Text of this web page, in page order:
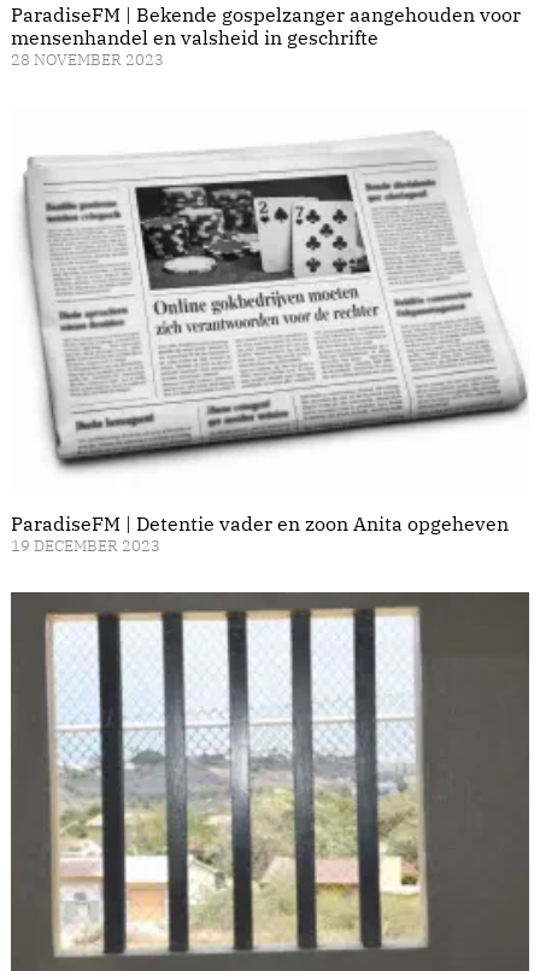
ParadiseFM | Bekende gospelzanger aangehouden voor
mensenhandel en valsheid in geschrifte
28 NOVEMBER 2023
ParadiseFM | Detentie vader en zoon Anita opgeheven
19 DECEMBER 2023